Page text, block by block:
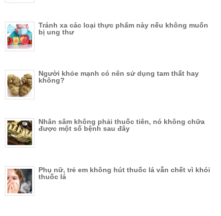
Tránh xa các loại thực phẩm này nếu không muốn
bị ung thư
Người khỏe mạnh có nên sử dụng tam thất hay
không?
Nhân sâm không phải thuốc tiên, nó không chữa
được một số bệnh sau đây
Phụ nữ, trẻ em không hút thuốc lá vẫn chết vì khói
thuốc lá